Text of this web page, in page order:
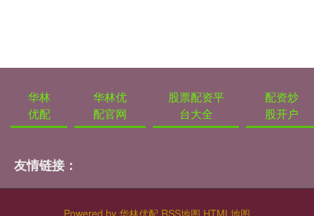
华林
优配
华林优
配官网
股票配资平
台大全
配资炒
股开户
友情链接：